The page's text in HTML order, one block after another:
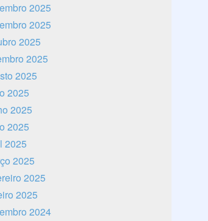
2025
2025
2025
2025
2025
2025
2025
2025
2025
2025
2025
2025
2024